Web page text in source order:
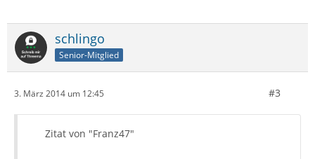
schlingo
Senior-Mitglied
3. März 2014 um 12:45 #3
Zitat von "Franz47"